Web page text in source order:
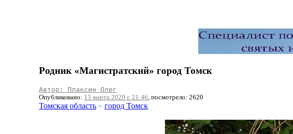
Родник «Магистратский» город Томск
Автор: Плаксин Олег
Опубликовано: 13 марта 2020 г. 21:46, посмотрело: 2620
Томская область » город Томск